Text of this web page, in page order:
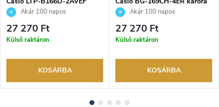
karóraAkár 100 napos
visszaküldési lehetőség. Hivatalos
márkakereskedő.
27 270 Ft
Külső raktáron
KOSÁRBA
Akár 100 napos
visszaküldési lehetőség. Hivatalos
márkakereskedő.
27 270 Ft
Külső raktáron
KOSÁRBA